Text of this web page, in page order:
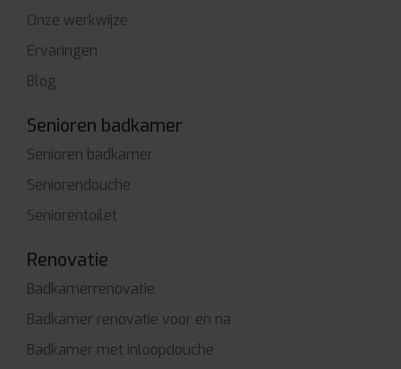
Onze werkwijze
Ervaringen
Blog
Senioren badkamer
Senioren badkamer
Seniorendouche
Seniorentoilet
Renovatie
Badkamerrenovatie
Badkamer renovatie voor en na
Badkamer met inloopdouche